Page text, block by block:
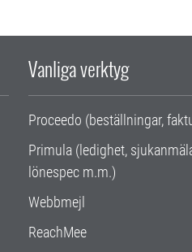
Vanliga verktyg
Proceedo (beställningar,
Primula (ledighet,
lönespec m.m.)
Webbmejl
ReachMee